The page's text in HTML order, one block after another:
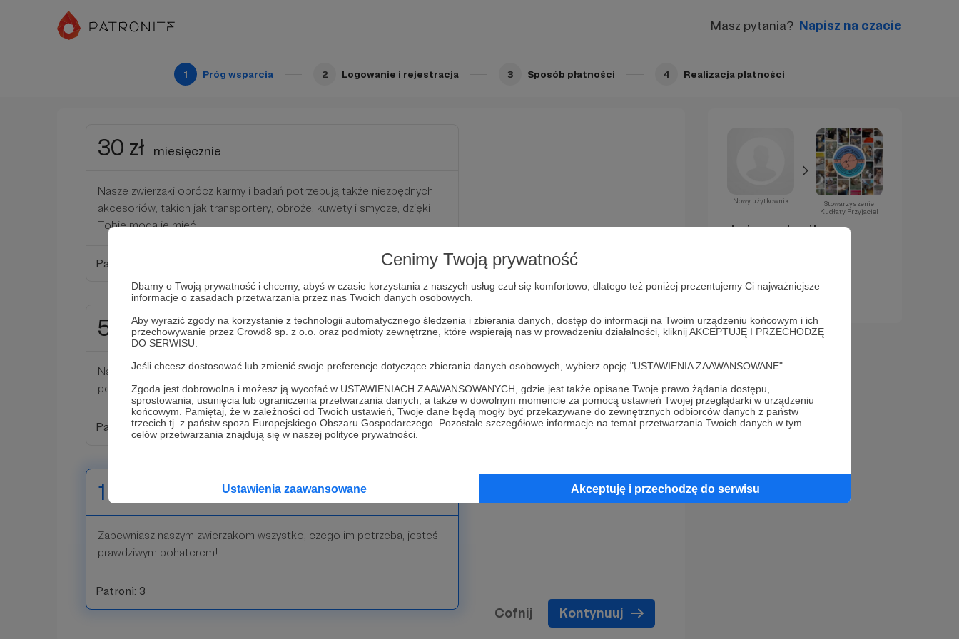
Cenimy Twoją prywatność
Dbamy o Twoją prywatność i chcemy, abyś w czasie korzystania z naszych usług czuł się komfortowo, dlatego też poniżej prezentujemy Ci najważniejsze
informacje o zasadach przetwarzania przez nas Twoich danych osobowych.
Aby wyrazić zgody na korzystanie z technologii automatycznego śledzenia i zbierania danych, dostęp do informacji na Twoim urządzeniu końcowym i ich
przechowywanie przez Crowd8 sp. z o.o. oraz podmioty zewnętrzne, które wspierają nas w prowadzeniu działalności, kliknij AKCEPTUJĘ I PRZECHODZĘ
DO SERWISU.
Jeśli chcesz dostosować lub zmienić swoje preferencje dotyczące zbierania danych osobowych, wybierz opcję "USTAWIENIA ZAAWANSOWANE".
Zgoda jest dobrowolna i możesz ją wycofać w USTAWIENIACH ZAAWANSOWANYCH, gdzie jest także opisane Twoje prawo żądania dostępu,
sprostowania, usunięcia lub ograniczenia przetwarzania danych, a także w dowolnym momencie za pomocą ustawień Twojej przeglądarki w urządzeniu
końcowym. Pamiętaj, że w zależności od Twoich ustawień, Twoje dane będą mogły być przekazywane do zewnętrznych odbiorców danych z państw
trzecich tj. z państw spoza Europejskiego Obszaru Gospodarczego. Pozostałe szczegółowe informacje na temat przetwarzania Twoich danych w tym
celów przetwarzania znajdują się w naszej polityce prywatności.
Ustawienia zaawansowane Akceptuję i przechodzę do serwisu
Masz pytania? Napisz na czacie
1 Próg wsparcia 2 Logowanie i rejestracja 3 Sposób płatności 4 Realizacja płatności
Dzięki Tobie nie tylko nakarmimy nasze zwierzaki, ale także zadbamy o
30 zł miesięcznie
Nasze zwierzaki oprócz karmy i badań potrzebują także niezbędnych
akcesoriów, takich jak transportery, obroże, kuwety i smycze, dzięki
Tobie mogą je mieć!
Patroni: 5
50 zł miesięcznie
Nasze zwierzaki oprócz karmy, badań i niezbędnych akcesoriów
potrzebują także zabawek i smaczków, dzięki Tobie mogą je mieć!
Patroni: 1
100 zł miesięcznie
Zapewniasz naszym zwierzakom wszystko, czego im potrzeba, jesteś
prawdziwym bohaterem!
Patroni: 3
Cofnij Kontynuuj
Nowy użytkownik
Stowarzyszenie
Kudłaty Przyjaciel
Już za chwilę